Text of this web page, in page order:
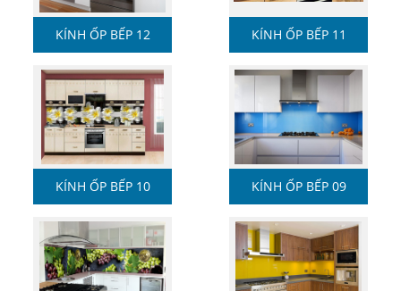
KÍNH ỐP BẾP 12 KÍNH ỐP BẾP 11
KÍNH ỐP BẾP 10 KÍNH ỐP BẾP 09